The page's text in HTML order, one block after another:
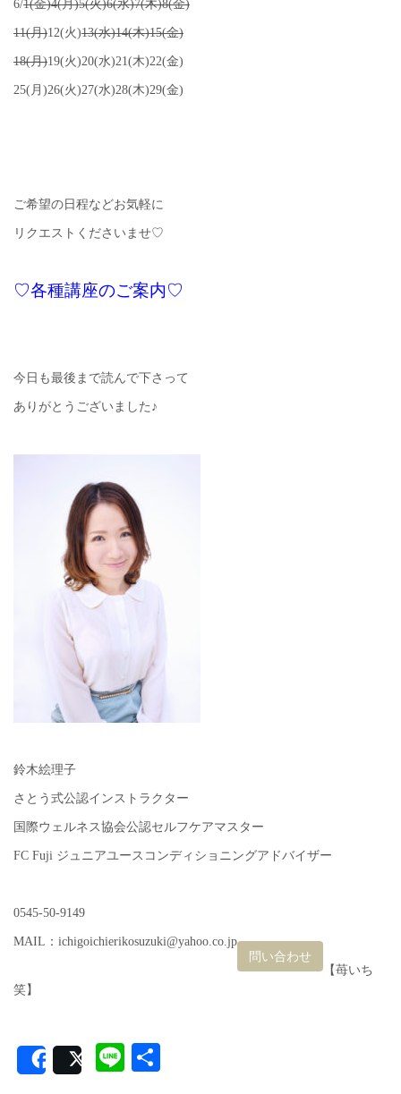
6/1(金)4(月)5(火)6(水)7(木)8(金)
11(月)12(火)13(水)14(木)15(金)
18(月)19(火)20(水)21(木)22(金)
25(月)26(火)27(水)28(木)29(金)
ご希望の日程などお気軽に
リクエストくださいませ♡
♡各種講座のご案内♡
今日も最後まで読んで下さって
ありがとうございました♪
鈴木絵理子
さとう式公認インストラクター
国際ウェルネス協会公認セルフケアマスター
FC Fuji ジュニアユースコンディショニングアドバイザー
0545-50-9149
MAIL：ichigoichierikosuzuki@yahoo.co.jp
問い合わせ
【苺いち
笑】
SharePost Line